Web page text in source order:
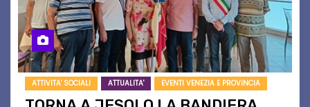
ATTIVITA' SOCIALI ATTUALITA' EVENTI VENEZIA E PROVINCIA